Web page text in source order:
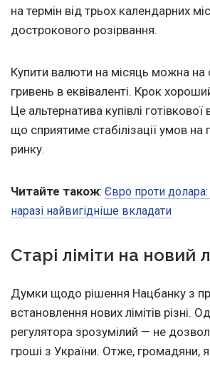
на термін від трьох календарних
дострокового розірвання.
Купити валюти на місяць можна на
гривень в еквіваленті. Крок
Це альтернатива купівлі
що сприятиме стабілізації умов на
ринку.
Читайте також: Євро проти
наразі найвигідніше вкладати
Старі ліміти на новий
Думки щодо рішення Нацбанку з
встановлення нових лімітів різні.
регулятора зрозумілий — не
гроші з України. Отже, громадяни,